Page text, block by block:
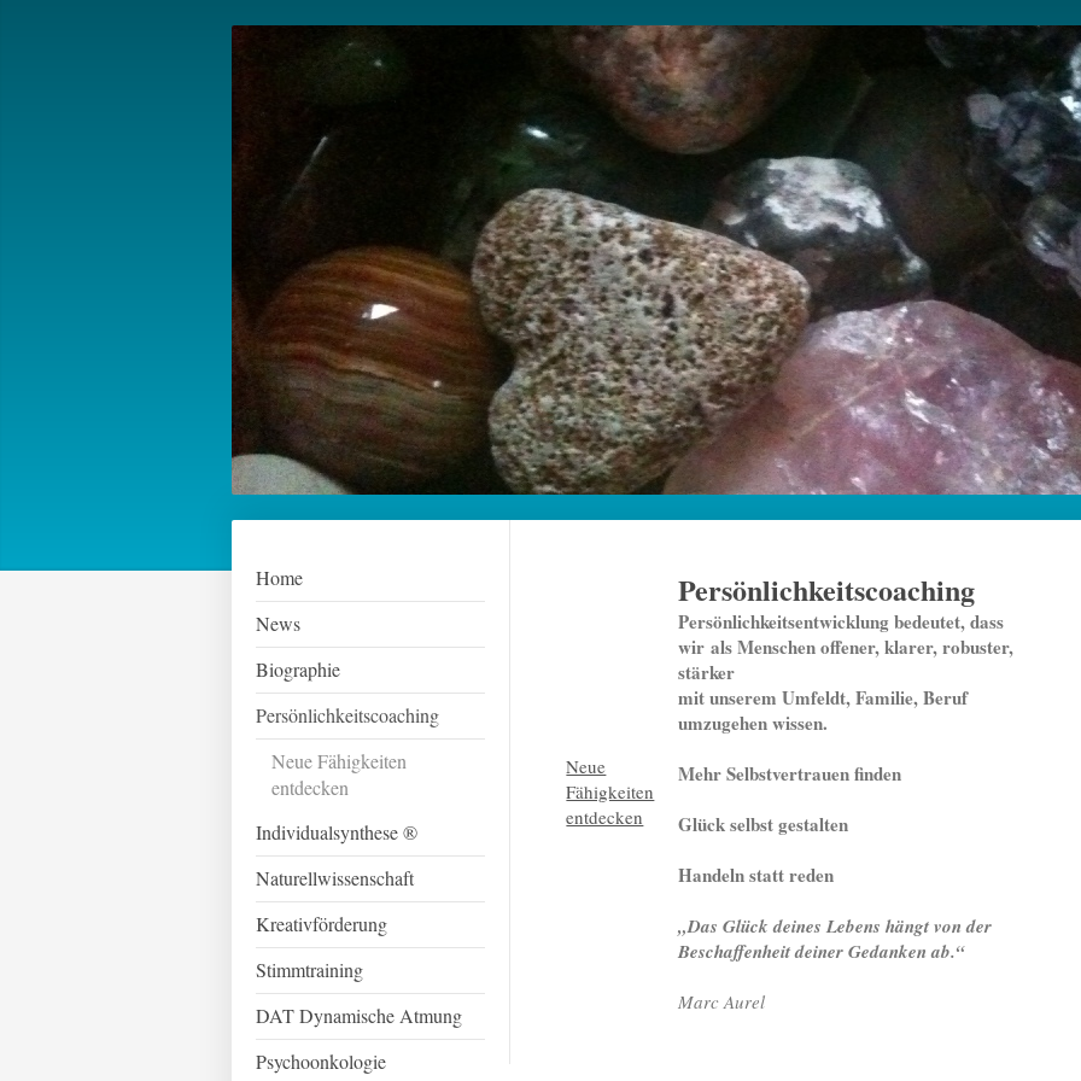
Home
News
Biographie
Persönlichkeitscoaching
Neue Fähigkeiten
entdecken
Individualsynthese ®
Naturellwissenschaft
Kreativförderung
Stimmtraining
DAT Dynamische Atmung
Psychoonkologie
Neue
Fähigkeiten
entdecken
Persönlichkeitscoaching
Persönlichkeitsentwicklung bedeutet, dass
wir als Menschen offener, klarer, robuster,
stärker
mit unserem Umfeldt, Familie, Beruf
umzugehen wissen.
Mehr Selbstvertrauen finden
Glück selbst gestalten
Handeln statt reden
„Das Glück deines Lebens hängt von der
Beschaffenheit deiner Gedanken ab.“
Marc Aurel